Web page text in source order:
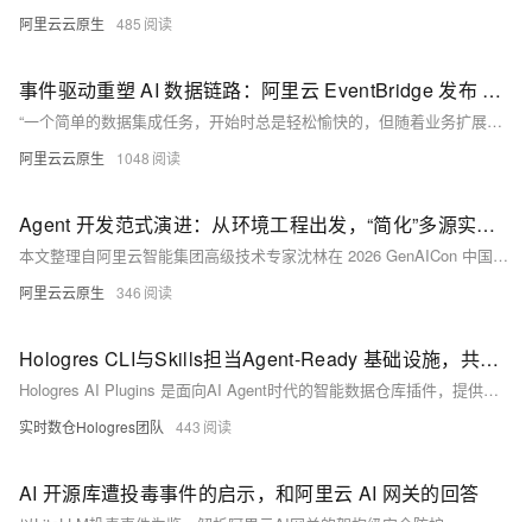
阿里云云原生 485
事件驱动重塑 AI 数据链路：阿里云 EventBridge 发布 AI ETL 新范式
“一个简单的数据集成任务，开始时总是轻松愉快的，但随着业务扩展，数据源越来越多，格式越来越乱，整个数据链路就会变得一团糟。”陈涛在演讲中指出了当前 AI 数据处理的普遍困境。扩展难、运维难、稳定性差，这三大挑战已成为制约 AI 应用创新和落地的关键瓶颈。针对这些痛点，在2025云栖大会期间，阿里云重磅发布了事件驱动 AI ETL 新范式，其核心产品 EventBridge 通过深度集成 AI 能力，为开发者提供了一套革命性的解决方案，旨在彻底改变 AI 时代的数据准备与处理方式。
阿里云云原生 1048
Agent 开发范式演进：从环境工程出发，“简化”多源实时上下文
本文整理自阿里云智能集团高级技术专家沈林在 2026 GenAICon 中国生成式 AI 大会上的分享。
阿里云云原生 346
Hologres CLI与Skills担当Agent-Ready 基础设施，共建数仓智能新生态
Hologres AI Plugins 是面向AI Agent时代的智能数据仓库插件，提供安全、结构化的CLI命令行与Agent Skills知识库，支持JSON输出、六层安全防护、敏感数据脱敏、Serverless隔离及自适应执行，让AI自主、可靠地操作Hologres。
实时数仓Hologres团队 443
AI 开源库遭投毒事件的启示，和阿里云 AI 网关的回答